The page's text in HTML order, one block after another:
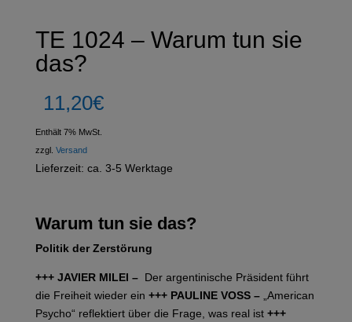
TE 1024 – Warum tun sie
das?
11,20€
Enthält 7% MwSt.
zzgl. Versand
Lieferzeit: ca. 3-5 Werktage
Warum tun sie das?
Politik der Zerstörung
+++ JAVIER MILEI – Der argentinische Präsident führt
die Freiheit wieder ein +++ PAULINE VOSS – „American
Psycho“ reflektiert über die Frage, was real ist +++